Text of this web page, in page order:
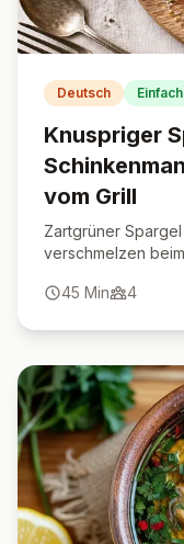
Deutsch Einfach
Knuspriger
vom Grill
Zartgrüner
verschmelzen
45 Min 4